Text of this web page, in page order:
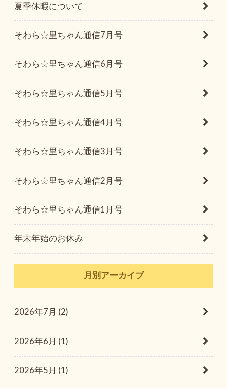
夏季休暇について
そわら☆里ちゃん通信7月号
そわら☆里ちゃん通信6月号
そわら☆里ちゃん通信5月号
そわら☆里ちゃん通信4月号
そわら☆里ちゃん通信3月号
そわら☆里ちゃん通信2月号
そわら☆里ちゃん通信1月号
年末年始のお休み
月別アーカイブ
2026年7月 (2)
2026年6月 (1)
2026年5月 (1)